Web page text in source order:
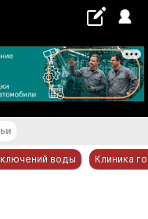
°С
воды Клиника